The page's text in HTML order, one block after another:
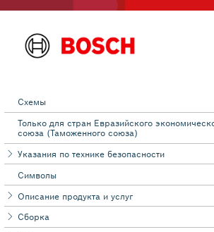
Схемы
Toлько для стран Евразийского
союза (Таможенного союза)
Указания по технике безопасности
Символы
Описание продукта и услуг
Сборка